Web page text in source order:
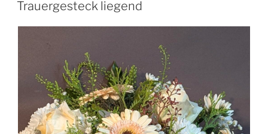
Trauergesteck liegend